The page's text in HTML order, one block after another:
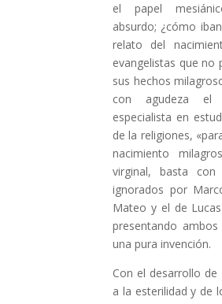
el papel
absurdo; ¿cómo
relato del
evangelistas que no
sus hechos
con agudeza el
especialista en
de la religiones,
nacimiento
virginal, basta
ignorados por
Mateo y el de
presentando
una pura invención.
Con el desarrollo
a la esterilidad y de